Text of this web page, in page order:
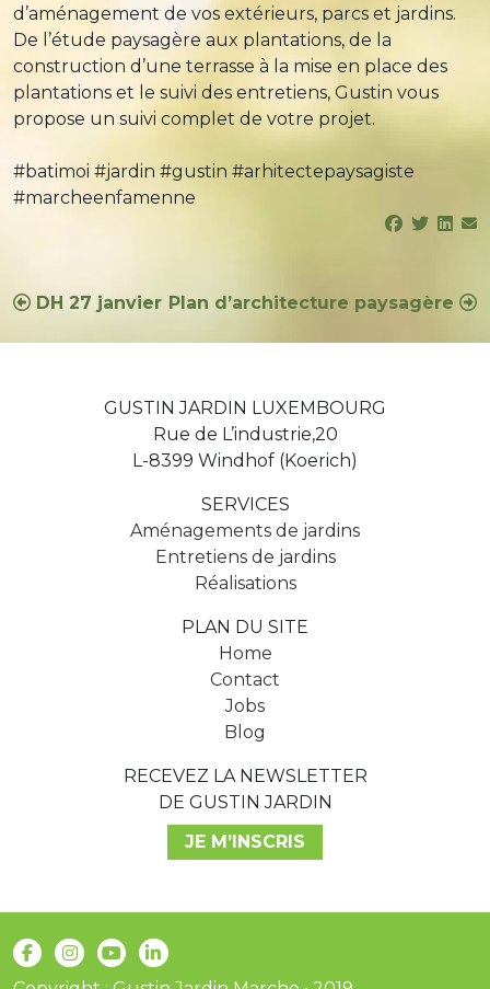
d’aménagement de vos extérieurs, parcs et jardins.
De l’étude paysagère aux plantations, de la
construction d’une terrasse à la mise en place des
plantations et le suivi des entretiens, Gustin vous
propose un suivi complet de votre projet.
#batimoi #jardin #gustin #arhitectepaysagiste
#marcheenfamenne
Navigation
de
DH 27 janvier Plan d’architecture paysagère
GUSTIN JARDIN LUXEMBOURG
Rue de L’industrie,20
L-8399 Windhof (Koerich)
SERVICES
Aménagements de jardins
Entretiens de jardins
Réalisations
PLAN DU SITE
Home
Contact
Jobs
Blog
RECEVEZ LA NEWSLETTER
DE GUSTIN JARDIN
JE M’INSCRIS